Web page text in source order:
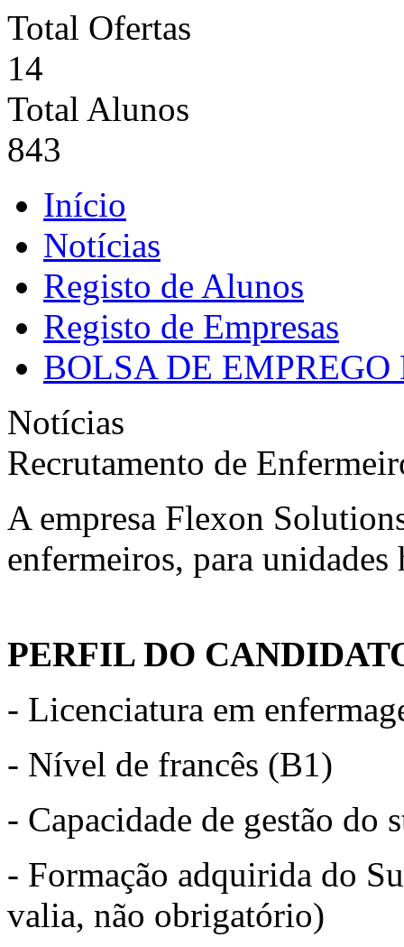
Total Ofertas
14
Total Alunos
843
Início
Notícias
Registo de Alunos
Registo de Empresas
BOLSA DE EMPREGO
Notícias
Recrutamento de
A empresa Flexon
enfermeiros, para
PERFIL DO
- Licenciatura em
- Nível de francês (B1)
- Capacidade de gestão do
- Formação adquirida do
valia, não obrigatório)